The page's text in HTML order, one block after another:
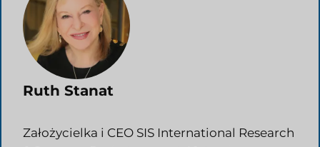
Ruth Stanat
Założycielka i CEO SIS International Research